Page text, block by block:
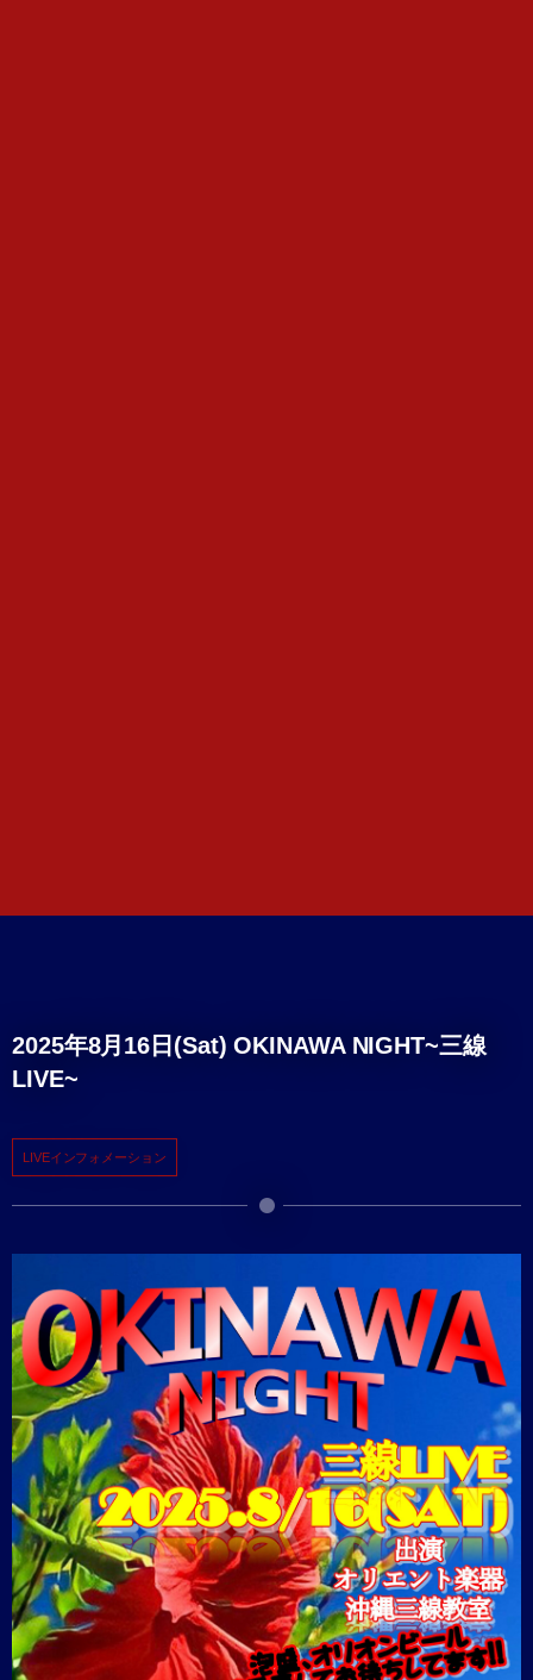
2025年8月16日(Sat) OKINAWA NIGHT~三線
LIVE~
LIVEインフォメーション